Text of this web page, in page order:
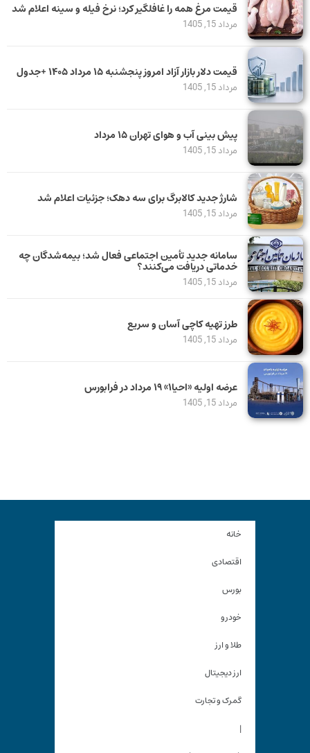
قیمت مرغ همه را غافلگیر کرد؛ نرخ فیله و سینه اعلام شد
مرداد 15, 1405
قیمت دلار بازار آزاد امروز پنجشنبه ۱۵ مرداد ۱۴۰۵ +جدول
مرداد 15, 1405
پیش بینی آب و هوای تهران ۱۵ مرداد
مرداد 15, 1405
شارژ جدید کالابرگ برای سه دهک؛ جزئیات اعلام شد
مرداد 15, 1405
سامانه جدید تأمین اجتماعی فعال شد؛ بیمه‌شدگان چه
خدماتی دریافت می‌کنند؟
مرداد 15, 1405
طرز تهیه کاچی آسان و سریع
مرداد 15, 1405
عرضه اولیه «احیا۱» ۱۹ مرداد در فرابورس
مرداد 15, 1405
خانه
اقتصادی
بورس
خودرو
طلا و ارز
ارز دیجیتال
گمرک و تجارت
|